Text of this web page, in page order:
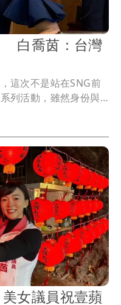
白喬茵：台灣
這次不是站在SNG前
列活動，雖然身份與
女議員祝壹蘋